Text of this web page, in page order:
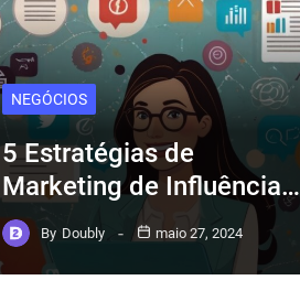
NEGÓCIOS
5 Estratégias de
Marketing de Influência…
By Doubly maio 27, 2024